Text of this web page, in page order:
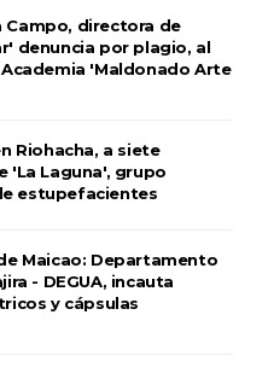
Campo, directora de
denuncia por plagio, al
'Maldonado Arte
Riohacha, a siete
'La Laguna', grupo
estupefacientes
Maicao: Departamento
- DEGUA, incauta
y cápsulas